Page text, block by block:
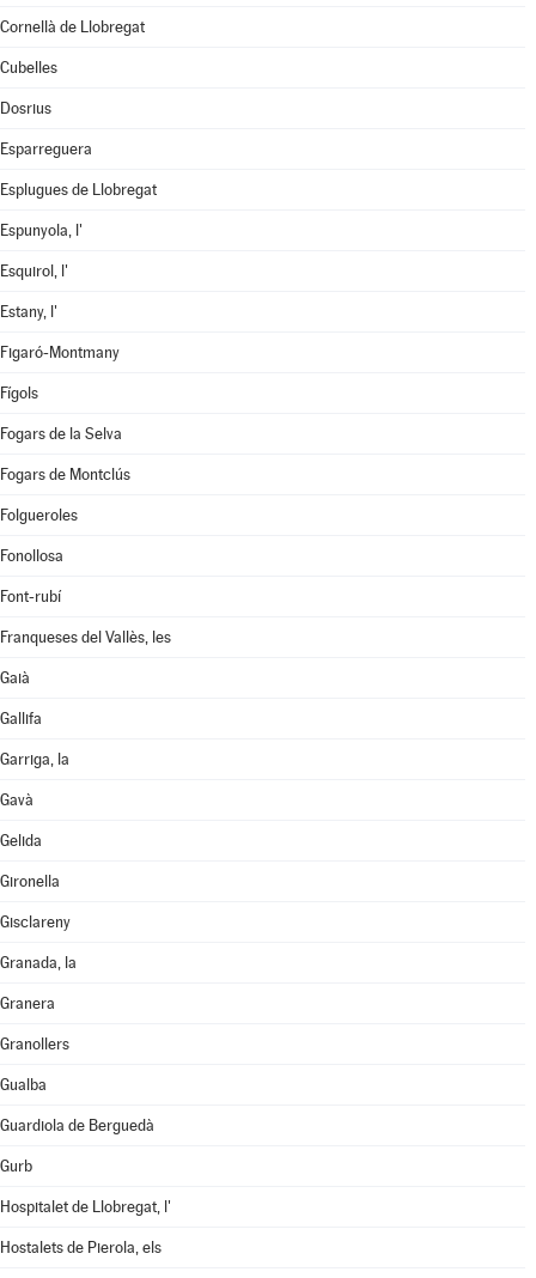
Cornellà de Llobregat
Cubelles
Dosrius
Esparreguera
Esplugues de Llobregat
Espunyola, l'
Esquirol, l'
Estany, l'
Figaró-Montmany
Fígols
Fogars de la Selva
Fogars de Montclús
Folgueroles
Fonollosa
Font-rubí
Franqueses del Vallès, les
Gaià
Gallifa
Garriga, la
Gavà
Gelida
Gironella
Gisclareny
Granada, la
Granera
Granollers
Gualba
Guardiola de Berguedà
Gurb
Hospitalet de Llobregat, l'
Hostalets de Pierola, els